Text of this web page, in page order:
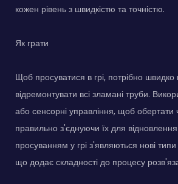
кожен рівень з швидкістю та точністю.
Як грати
Щоб просуватися в грі, потрібно швидко
відремонтувати всі зламані труби.
або сенсорні управління, щоб обертати
правильно з'єднуючи їх для
просуванням у грі з'являються нові
що додає складності до процесу